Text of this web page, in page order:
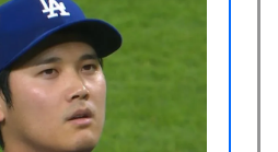
り紙と並ぶあの日本の偉大な発明
ァン「7連敗はしんどいわ……」
差もあるんだぞ」「毎年暑い季
るけど結局10月には勝って終わる